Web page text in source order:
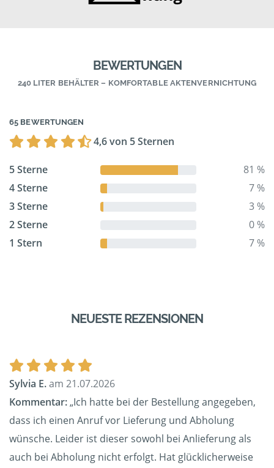
BEWERTUNGEN
240 LITER BEHÄLTER – KOMFORTABLE AKTENVERNICHTUNG
65 BEWERTUNGEN
4,6 von 5 Sternen
5 Sterne
81 %
4 Sterne
7 %
3 Sterne
3 %
2 Sterne
0 %
1 Stern
7 %
NEUESTE REZENSIONEN
Sylvia E.am 21.07.2026
Kommentar:„Ich hatte bei der Bestellung angegeben,
dass ich einen Anruf vor Lieferung und Abholung
wünsche. Leider ist dieser sowohl bei Anlieferung als
auch bei Abholung nicht erfolgt. Hat glücklicherweise